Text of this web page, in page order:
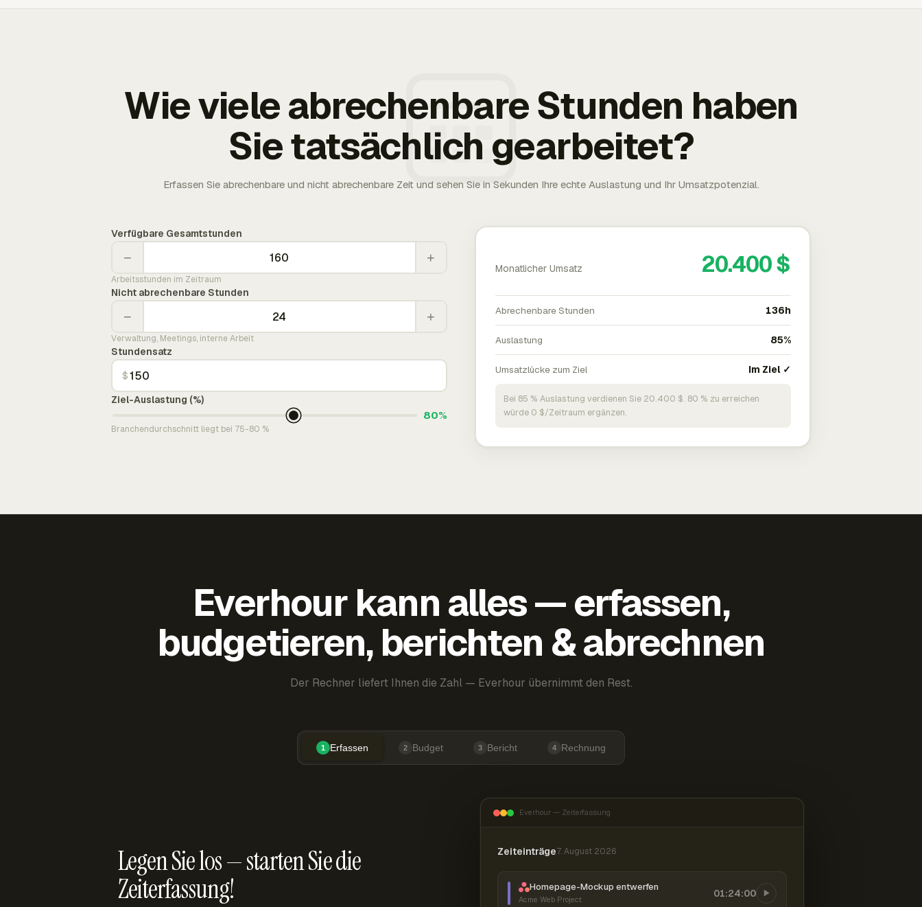
Wie viele abrechenbare Stunden haben
Sie tatsächlich gearbeitet?
Erfassen Sie abrechenbare und nicht abrechenbare Zeit und sehen Sie in Sekunden Ihre echte Auslastung und Ihr Umsatzpotenzial.
Verfügbare Gesamtstunden
− +
Arbeitsstunden im Zeitraum
Nicht abrechenbare Stunden
− +
Verwaltung, Meetings, interne Arbeit
Stundensatz
$
Ziel-Auslastung (%)
80%
Branchendurchschnitt liegt bei 75-80 %
Monatlicher Umsatz 20.400 $
Abrechenbare Stunden 136h
Auslastung 85%
Umsatzlücke zum Ziel Im Ziel ✓
Bei 85 % Auslastung verdienen Sie 20.400 $. 80 % zu erreichen
würde 0 $/Zeitraum ergänzen.
Everhour kann alles — erfassen,
budgetieren, berichten & abrechnen
Der Rechner liefert Ihnen die Zahl — Everhour übernimmt den Rest.
1 Erfassen 2 Budget 3 Bericht 4 Rechnung
Legen Sie los — starten Sie die
Zeiterfassung!
Everhour — Zeiterfassung
Zeiteinträge7. August 2026
Homepage-Mockup entwerfen
Acme Web Project
01:24:00